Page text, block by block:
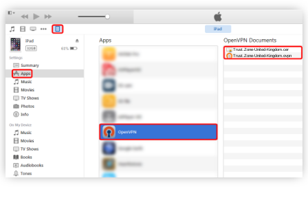
Trust.Zone-United-Kingdom.cer
Trust.Zone-United-Kingdom.ovpn